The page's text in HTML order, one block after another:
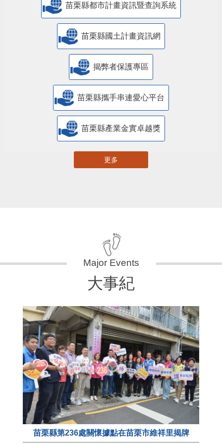
苗栗縣都市計畫資訊暨查詢系統
苗栗縣國土計畫資訊網
揭弊者保護專區
苗栗縣攜手串連愛心平台
苗栗縣產業金實卓越獎
更多
大事紀
苗栗縣第236處關懷據點在苗栗市維祥里揭牌